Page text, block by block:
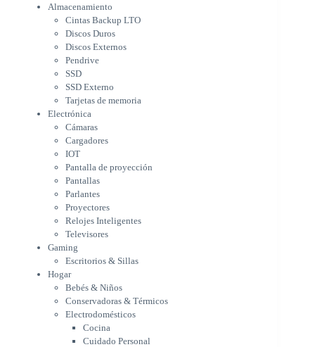
Cámaras
Cargadores
IOT
Pantalla de proyección
Pantallas
Proyectores
Relojes Inteligentes
Televisores
Gaming
Escritorios & Sillas
Hogar
Bebés & Niños
Conservadoras & Térmicos
Electrodomésticos
Cocina
Cuidado Personal
Limpieza & Organización
Equipos de oficina
Herramientas & Utilidad
Impresoras
A chorro
Etiqueta & Ticket
Formato Ancho & Plotters
Almacenamiento
Cintas Backup LTO
Discos Duros
Discos Externos
Pendrive
SSD
SSD Externo
Tarjetas de memoria
Electrónica
Cámaras
Cargadores
IOT
Pantalla de proyección
Pantallas
Parlantes
Proyectores
Relojes Inteligentes
Televisores
Gaming
Escritorios & Sillas
Hogar
Bebés & Niños
Conservadoras & Térmicos
Electrodomésticos
Cocina
Cuidado Personal